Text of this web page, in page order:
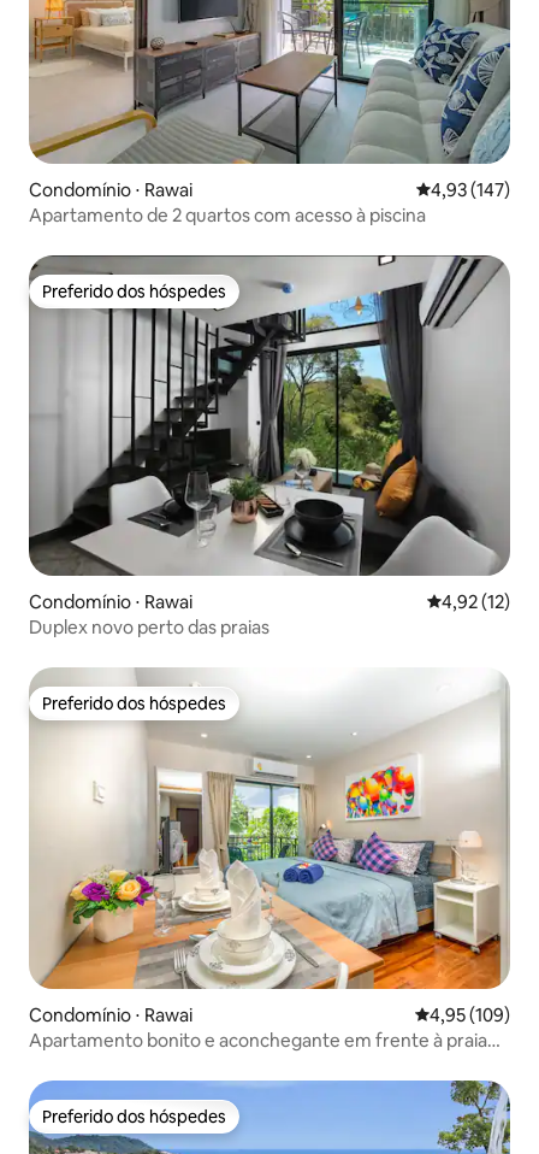
Condomínio ⋅ Rawai 4,93 de uma
4,93 (147)
Apartamento de 2 quartos com acesso à piscina
Preferido dos hóspedes
Preferido dos hóspedes
Condomínio ⋅ Rawai 4,92 de uma
4,92 (12)
Duplex novo perto das praias
Preferido dos hóspedes
Preferido dos hóspedes
Condomínio ⋅ Rawai 4,95 de uma
4,95 (109)
Apartamento bonito e aconchegante em frente à praia
Preferido dos hóspedes
Preferido dos hóspedes